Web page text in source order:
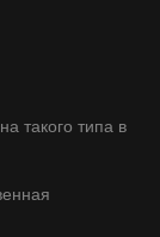
такого типа в